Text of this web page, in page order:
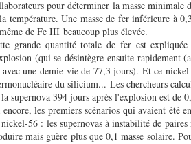
pour déterminer la masse
température. Une masse de fer inférieure à
de Fe III beaucoup plus élevée.
grande quantité totale de fer est
(qui se désintègre ensuite rapidement
une demie-vie de 77,3 jours). Et ce
du silicium... Les chercheurs
supernova 394 jours après l'explosion est de
les premiers scénarios qui avaient été
56 : les supernovas à instabilité de
mais guère plus que 0,1 masse solaire.